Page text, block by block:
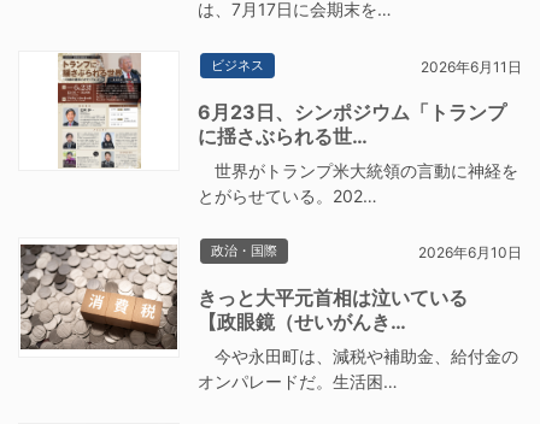
は、7月17日に会期末を…
ビジネス 2026年6月11日
6月23日、シンポジウム「トランプ
に揺さぶられる世…
世界がトランプ米大統領の言動に神経を
とがらせている。202…
政治・国際 2026年6月10日
きっと大平元首相は泣いている
【政眼鏡（せいがんき…
今や永田町は、減税や補助金、給付金の
オンパレードだ。生活困…